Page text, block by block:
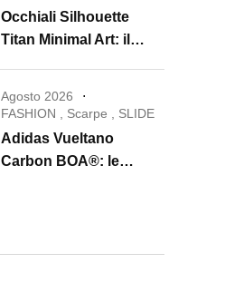
Occhiali Silhouette
Titan Minimal Art: il
conquista il 2026
Agosto 2026
FASHION
Scarpe SLIDE
Adidas Vueltano
Carbon BOA®: le
precisione